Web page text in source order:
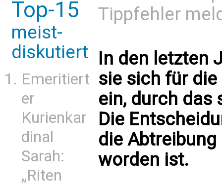
Top-15
meist-
diskutiert
Emeritiert
er
Kurienkar
dinal
Sarah:
„Riten
Tippfehler
In den letzten
sie sich für
ein, durch das
Die
die
worden ist.